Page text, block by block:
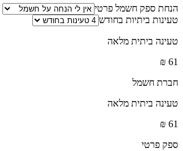
הנחת ספק חשמל פרטי
טעינות ביתיות בחודש
טעינה ביתית מלאה
61
₪
חברת חשמל
טעינה ביתית מלאה
61
₪
ספק פרטי